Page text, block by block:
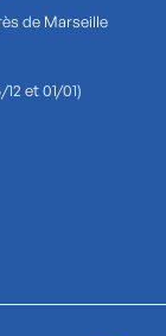
de Marseille
et 01/01)